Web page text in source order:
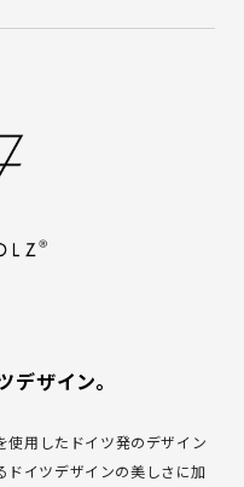
ザイン。
使用したドイツ発のデザイン
ドイツデザインの美しさに加